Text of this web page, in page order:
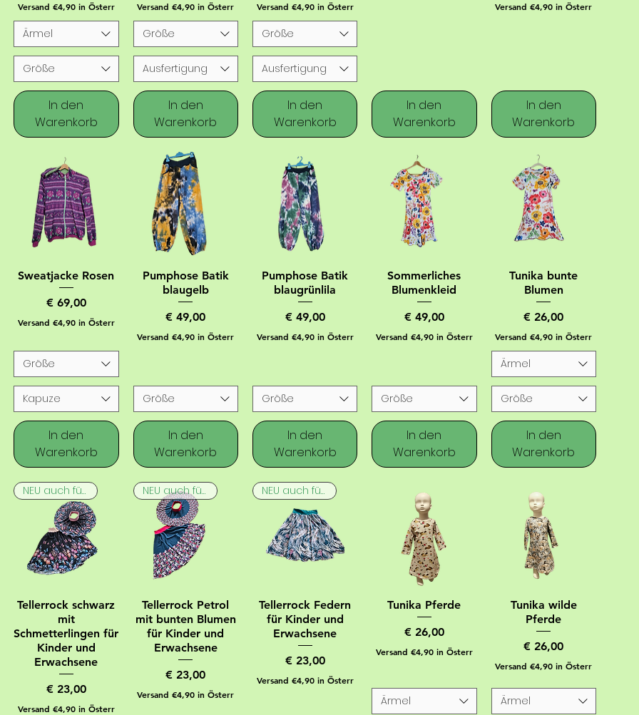
Versand €4,90 in Österr
Ärmel
Größe
In den
Warenkorb
Versand €4,90 in Österr
Größe
Ausfertigung
In den
Warenkorb
Versand €4,90 in Österr
Größe
Ausfertigung
In den
Warenkorb
In den
Warenkorb
Versand €4,90 in Österr
In den
Warenkorb
Sweatjacke Rosen
Preis
€ 69,00
Versand €4,90 in Österr
Größe
Kapuze
In den
Warenkorb
Pumphose Batik
blaugelb
Preis
€ 49,00
Versand €4,90 in Österr
Größe
In den
Warenkorb
Pumphose Batik
blaugrünlila
Preis
€ 49,00
Versand €4,90 in Österr
Größe
In den
Warenkorb
Sommerliches
Blumenkleid
Preis
€ 49,00
Versand €4,90 in Österr
Größe
In den
Warenkorb
Tunika bunte
Blumen
Preis
€ 26,00
Versand €4,90 in Österr
Ärmel
Größe
In den
Warenkorb
NEU auch für Erwachsene
Tellerrock schwarz
mit
Schmetterlingen für
Kinder und
Erwachsene
Preis
€ 23,00
Versand €4,90 in Österr
NEU auch für Erwachsene
Tellerrock Petrol
mit bunten Blumen
für Kinder und
Erwachsene
Preis
€ 23,00
Versand €4,90 in Österr
NEU auch für Erwachsene
Tellerrock Federn
für Kinder und
Erwachsene
Preis
€ 23,00
Versand €4,90 in Österr
Tunika Pferde
Preis
€ 26,00
Versand €4,90 in Österr
Ärmel
Tunika wilde
Pferde
Preis
€ 26,00
Versand €4,90 in Österr
Ärmel